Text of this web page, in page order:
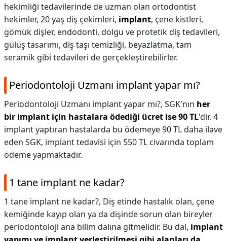
hekimliği tedavilerinde de uzman olan ortodontist
hekimler, 20 yaş diş çekimleri, implant, çene kistleri,
gömük dişler, endodonti, dolgu ve protetik diş tedavileri,
gülüş tasarımı, diş taşı temizliği, beyazlatma, tam
seramik gibi tedavileri de gerçekleştirebilirler.
Periodontoloji Uzmanı implant yapar mı?
Periodontoloji Uzmanı implant yapar mı?, SGK'nın her
bir implant için hastalara ödediği ücret ise 90 TL'dir. 4
implant yaptıran hastalarda bu ödemeye 90 TL daha ilave
eden SGK, implant tedavisi için 550 TL civarında toplam
ödeme yapmaktadır.
1 tane implant ne kadar?
1 tane implant ne kadar?, Diş etinde hastalık olan, çene
kemiğinde kayıp olan ya da dişinde sorun olan bireyler
periodontoloji ana bilim dalına gitmelidir. Bu dal, implant